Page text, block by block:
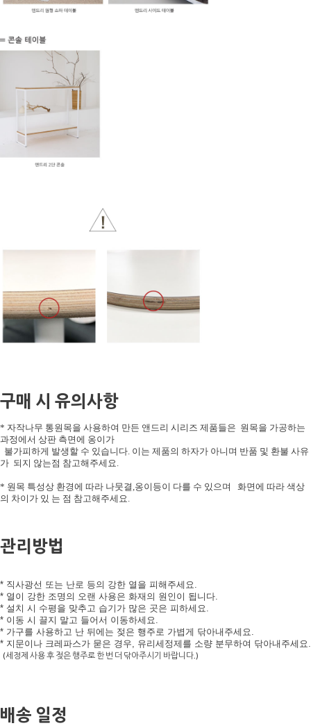
구매 시 유의사항
* 자작나무 통원목을 사용하여 만든 앤드리 시리즈 제품들은 원목을 가공하는
과정에서 상판 측면에 옹이가
불가피하게 발생할 수 있습니다. 이는 제품의 하자가 아니며 반품 및 환불 사유
가 되지 않는점 참고해주세요.
* 원목 특성상 환경에 따라 나뭇결,옹이등이 다를 수 있으며 화면에 따라 색상
의 차이가 있 는 점 참고해주세요.
관리방법
* 직사광선 또는 난로 등의 강한 열을 피해주세요.
* 열이 강한 조명의 오랜 사용은 화재의 원인이 됩니다.
* 설치 시 수평을 맞추고 습기가 많은 곳은 피하세요.
* 이동 시 끌지 말고 들어서 이동하세요.
* 가구를 사용하고 난 뒤에는 젖은 행주로 가볍게 닦아내주세요.
* 지문이나 크레파스가 묻은 경우, 유리세정제를 소량 분무하여 닦아내주세요.
(세정제 사용 후 젖은 행주로 한 번 더 닦아주시기 바랍니다.)
배송 일정